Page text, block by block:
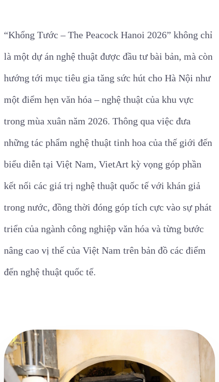
“Khổng Tước – The Peacock Hanoi 2026” không chỉ
là một dự án nghệ thuật được đầu tư bài bản, mà còn
hướng tới mục tiêu gia tăng sức hút cho Hà Nội như
một điểm hẹn văn hóa – nghệ thuật của khu vực
trong mùa xuân năm 2026. Thông qua việc đưa
những tác phẩm nghệ thuật tinh hoa của thế giới đến
biểu diễn tại Việt Nam, VietArt kỳ vọng góp phần
kết nối các giá trị nghệ thuật quốc tế với khán giả
trong nước, đồng thời đóng góp tích cực vào sự phát
triển của ngành công nghiệp văn hóa và từng bước
nâng cao vị thế của Việt Nam trên bản đồ các điểm
đến nghệ thuật quốc tế.